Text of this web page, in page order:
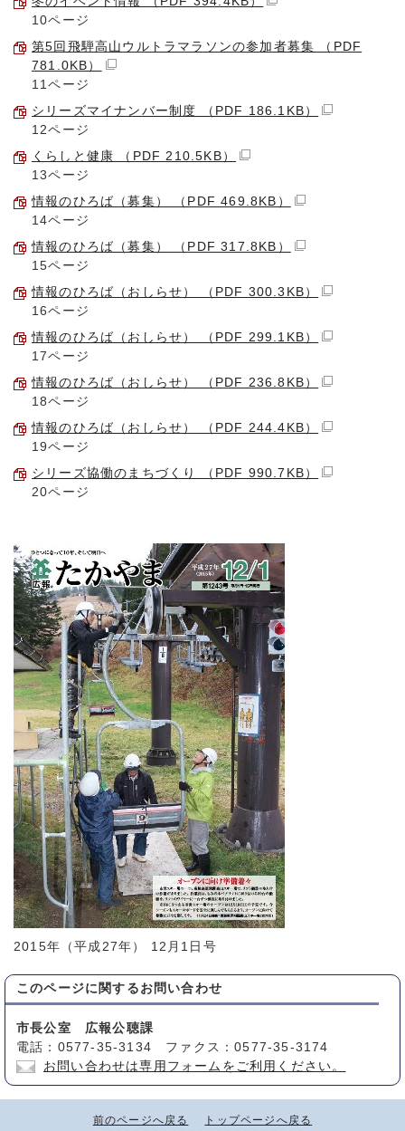
10ページ
第5回飛騨高山ウルトラマラソンの参加者募集 （PDF
781.0KB）
11ページ
シリーズマイナンバー制度 （PDF 186.1KB）
12ページ
くらしと健康 （PDF 210.5KB）
13ページ
情報のひろば（募集） （PDF 469.8KB）
14ページ
情報のひろば（募集） （PDF 317.8KB）
15ページ
情報のひろば（おしらせ） （PDF 300.3KB）
16ページ
情報のひろば（おしらせ） （PDF 299.1KB）
17ページ
情報のひろば（おしらせ） （PDF 236.8KB）
18ページ
情報のひろば（おしらせ） （PDF 244.4KB）
19ページ
シリーズ協働のまちづくり （PDF 990.7KB）
20ページ
2015年（平成27年） 12月1日号
このページに関する お問い合わせ
市長公室 広報公聴課
電話：0577-35-3134 ファクス：0577-35-3174
お問い合わせは専用フォームをご利用ください。
前のページへ戻る トップページへ戻る